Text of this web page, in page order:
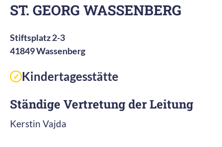
ST. GEORG WASSENBERG
Stiftsplatz 2-3
41849 Wassenberg
✓ Kindertagesstätte
Ständige Vertretung der Leitung
Kerstin Vajda